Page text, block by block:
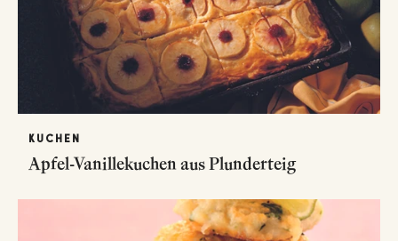
KUCHEN
Apfel-Vanillekuchen aus Plunderteig